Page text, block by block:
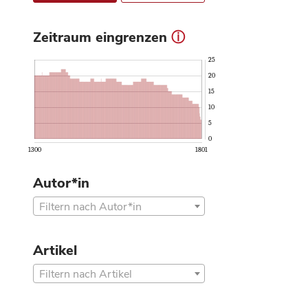
Zeitraum eingrenzen ⓘ
1300 1801
0
5
25
10
15
20
Autor*in
Filtern nach Autor*in
Artikel
Filtern nach Artikel